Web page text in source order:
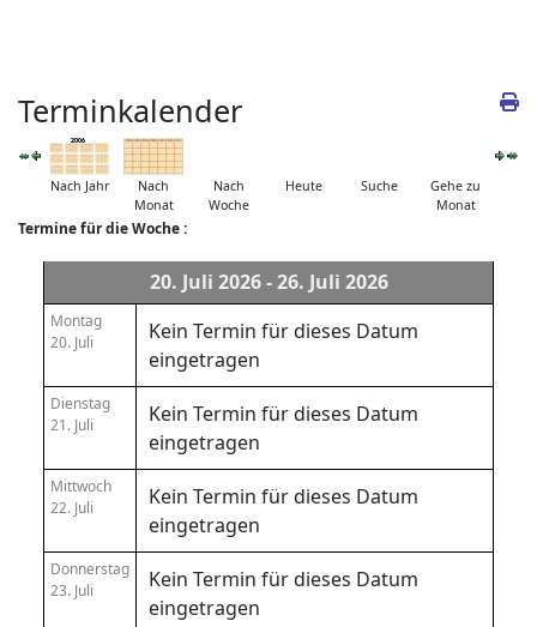
Terminkalender
Nach Jahr
Nach
Monat
Nach
Woche
Heute Suche
Gehe zu
Monat
Termine für die Woche :
20. Juli 2026 - 26. Juli 2026
Montag
20. Juli
Kein Termin für dieses Datum
eingetragen
Dienstag
21. Juli
Kein Termin für dieses Datum
eingetragen
Mittwoch
22. Juli
Kein Termin für dieses Datum
eingetragen
Donnerstag
23. Juli
Kein Termin für dieses Datum
eingetragen